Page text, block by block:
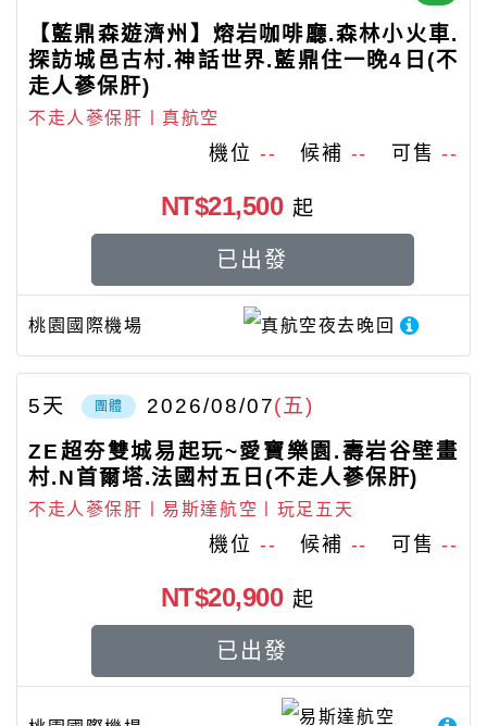
【藍鼎森遊濟州】熔岩咖啡廳.森林小火車.
探訪城邑古村.神話世界.藍鼎住一晚4日(不
走人蔘保肝)
機位 -- 候補 -- 可售--
不走人蔘保肝〡真航空
桃園國際機場 真航空夜去晚回
NT$21,500 起
已出發
團體 2026/08/07(五)
5天
ZE超夯雙城易起玩~愛寶樂園.壽岩谷壁畫
村.N首爾塔.法國村五日(不走人蔘保肝)
機位 -- 候補 -- 可售--
不走人蔘保肝〡易斯達航空〡玩足五天
易斯達航空
NT$20,900 起
已出發